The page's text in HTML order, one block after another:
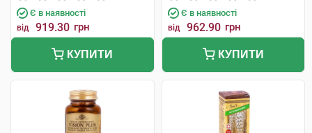
Є в наявності
від 919.30 грн
КУПИТИ
Є в наявності
від 962.90 грн
КУПИТИ